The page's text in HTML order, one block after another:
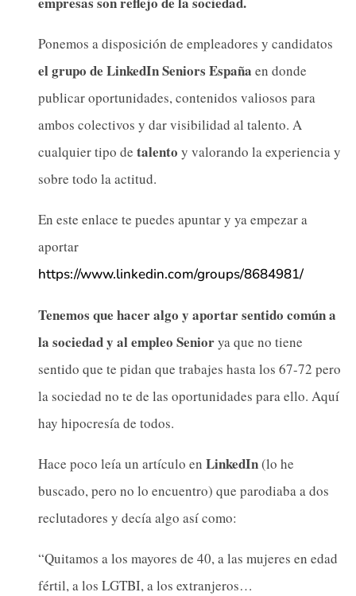
Ponemos a disposición de empleadores y candidatos
el grupo de LinkedIn Seniors España en donde
publicar oportunidades, contenidos valiosos para
ambos colectivos y dar visibilidad al talento. A
cualquier tipo de talento y valorando la experiencia y
sobre todo la actitud.
En este enlace te puedes apuntar y ya empezar a
aportar
https://www.linkedin.com/groups/8684981/
Tenemos que hacer algo y aportar sentido común a
la sociedad y alempleo Seniorya que no tiene
sentido que te pidan que trabajes hasta los 67-72 pero
la sociedad no te de las oportunidades para ello. Aquí
hay hipocresía de todos.
Hace poco leía un artículo en LinkedIn(lo he
buscado, pero no lo encuentro) que parodiaba a dos
reclutadores y decía algo así como:
“Quitamos a los mayores de 40, a las mujeres en edad
fértil, a los LGTBI, a los extranjeros…